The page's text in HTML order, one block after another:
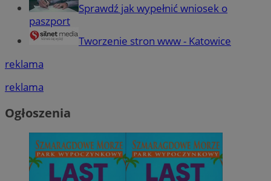
Sprawdź jak wypełnić wniosek o
paszport
Tworzenie stron www - Katowice
reklama
reklama
Ogłoszenia